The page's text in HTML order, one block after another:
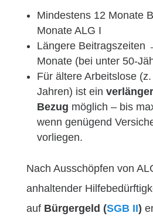
Mindestens 12 Monate
Monate ALG I
Längere Beitragszeiten
Monate (bei unter 50-
Für ältere Arbeitslose
Jahren) ist ein
Bezug möglich – bis
wenn genügend
vorliegen.
Nach Ausschöpfen von
anhaltender
auf Bürgergeld (SGB II)